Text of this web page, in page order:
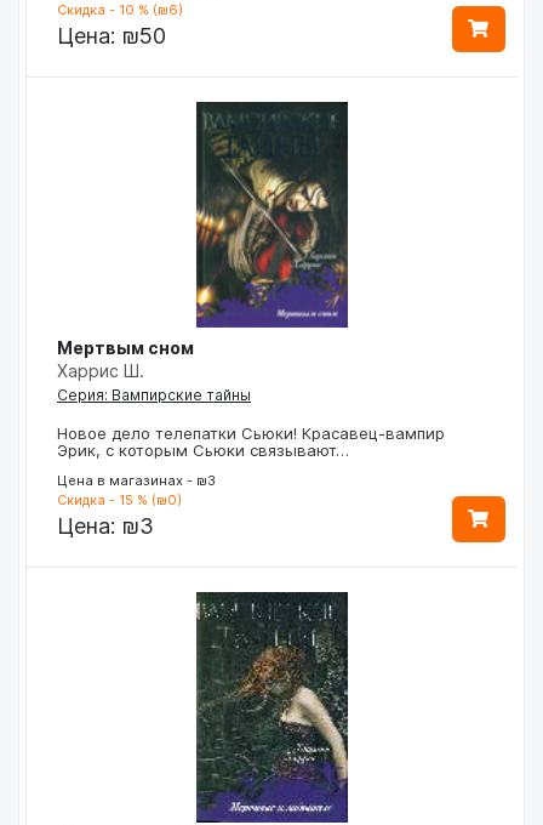
Скидка - 10 % (₪6)
Цена: ₪50
Мертвым сном
Харрис Ш.
Серия: Вампирские тайны
Новое дело телепатки Сьюки! Красавец-вампир
Эрик, с которым Сьюки связывают…
Цена в магазинах - ₪3
Скидка - 15 % (₪0)
Цена: ₪3